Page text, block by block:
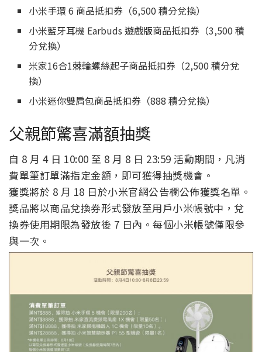
小米手環 6 商品抵扣券（6,500 積分兌換）
小米藍牙耳機 Earbuds 遊戲版商品抵扣券（3,500 積
分兌換）
米家16合1棘輪螺絲起子商品抵扣券（2,500 積分兌
換）
小米迷你雙肩包商品抵扣券（888 積分兌換）
父親節驚喜滿額抽獎
自 8 月 4 日 10:00 至 8 月 8 日 23:59 活動期間，凡消
費單筆訂單滿指定金額，即可獲得抽獎機會。
獲獎將於 8 月 18 日於小米官網公告欄公佈獲獎名單。
獎品將以商品兌換券形式發放至用戶小米帳號中，兌
換券使用期限為發放後 7 日內。每個小米帳號僅限參
與一次。